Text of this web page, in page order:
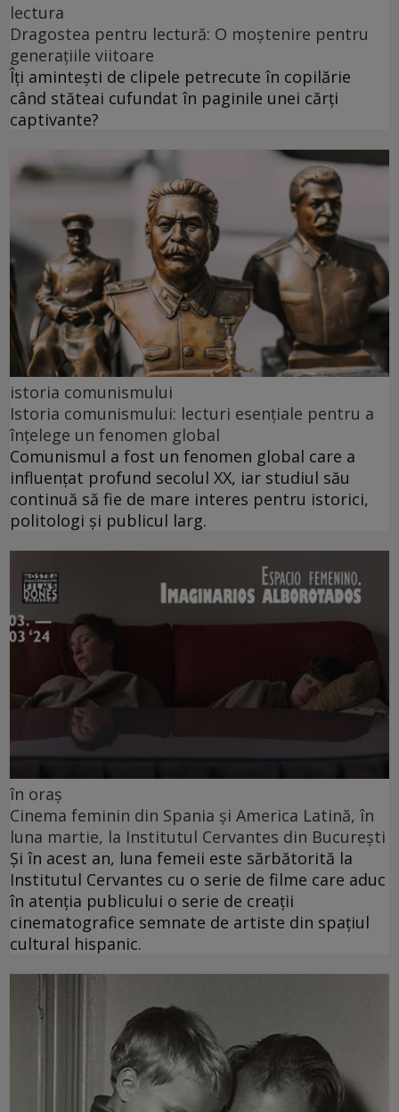
lectura
Dragostea pentru lectură: O moștenire pentru
generațiile viitoare
Îți amintești de clipele petrecute în copilărie
când stăteai cufundat în paginile unei cărți
captivante?
istoria comunismului
Istoria comunismului: lecturi esențiale pentru a
înțelege un fenomen global
Comunismul a fost un fenomen global care a
influențat profund secolul XX, iar studiul său
continuă să fie de mare interes pentru istorici,
politologi și publicul larg.
în oraș
Cinema feminin din Spania și America Latină, în
luna martie, la Institutul Cervantes din București
Și în acest an, luna femeii este sărbătorită la
Institutul Cervantes cu o serie de filme care aduc
în atenția publicului o serie de creații
cinematografice semnate de artiste din spațiul
cultural hispanic.